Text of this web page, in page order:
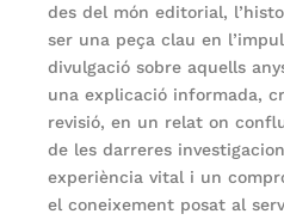
des del món editorial,
ser una peça clau en
divulgació sobre aquells
una explicació informada,
revisió, en un relat on
de les darreres
experiència vital i un
el coneixement posat al